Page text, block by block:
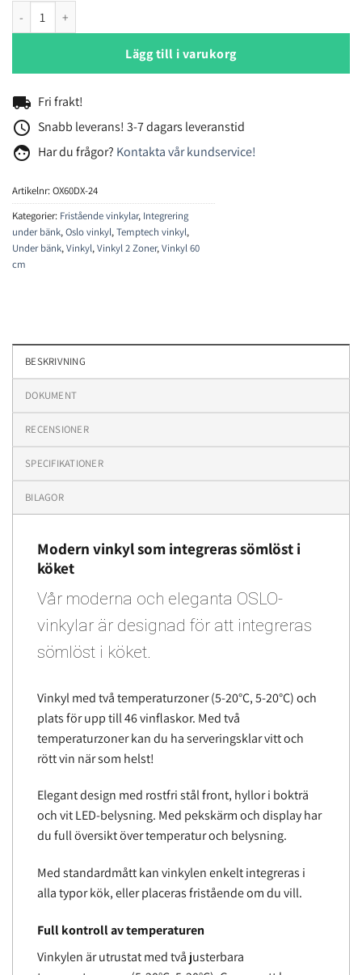
Temptech Oslo OX60DX-24 vinkyl mängd
Lägg till i varukorg
local_shipping Fri frakt!
access_time Snabb leverans! 3-7 dagars leveranstid
face Har du frågor? Kontakta vår kundservice!
Artikelnr:OX60DX-24
Kategorier: Fristående vinkylar, Integrering
under bänk,Oslo vinkyl,Temptech vinkyl,
Under bänk,Vinkyl,Vinkyl 2 Zoner,Vinkyl 60
cm
BESKRIVNING
DOKUMENT
RECENSIONER
SPECIFIKATIONER
BILAGOR
Modern vinkyl som integreras sömlöst i
köket
Vår moderna och eleganta OSLO-
vinkylar är designad för att integreras
sömlöst i köket.
Vinkyl med två temperaturzoner (5-20°C, 5-20°C) och
plats för upp till 46 vinflaskor. Med två
temperaturzoner kan du ha serveringsklar vitt och
rött vin när som helst!
Elegant design med rostfri stål front, hyllor i bokträ
och vit LED-belysning. Med pekskärm och display har
du full översikt över temperatur och belysning.
Med standardmått kan vinkylen enkelt integreras i
alla typor kök, eller placeras fristående om du vill.
Full kontroll av temperaturen
Vinkylen är utrustat med två justerbara